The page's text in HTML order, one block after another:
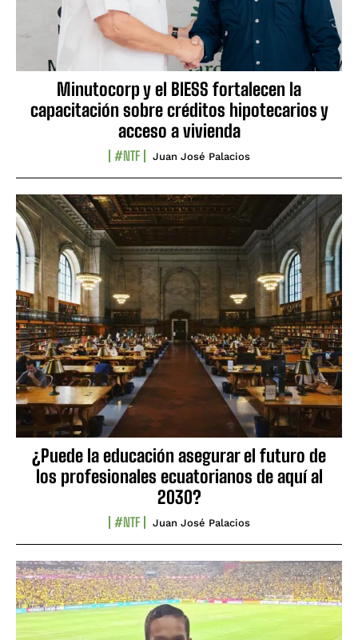
Minutocorp y el BIESS fortalecen la
capacitación sobre créditos hipotecarios y
acceso a vivienda
#NTF Juan José Palacios
¿Puede la educación asegurar el futuro de
los profesionales ecuatorianos de aquí al
2030?
#NTF Juan José Palacios